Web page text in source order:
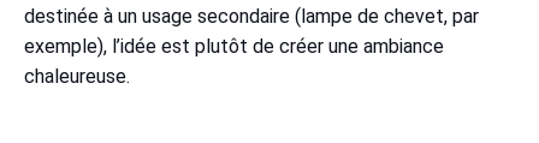
destinée à un usage secondaire (lampe de chevet, par
exemple), l’idée est plutôt de créer une ambiance
chaleureuse.